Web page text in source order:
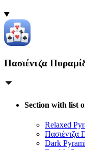
Πασιέντζα
Section with list
Relaxed
Πασιέντζα
Dark